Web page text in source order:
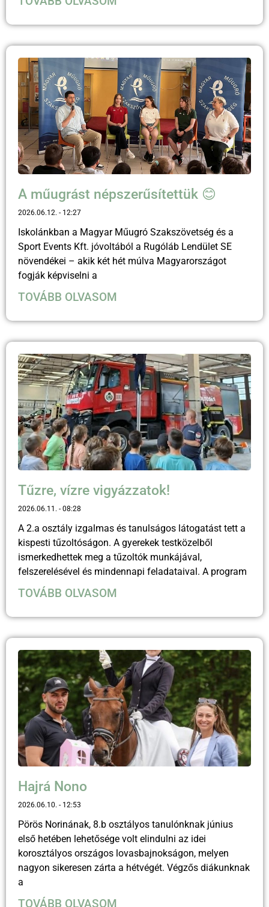
A műugrást népszerűsítettük 😊
2026.06.12. 12:27
Iskolánkban a Magyar Műugró Szakszövetség és a
Sport Events Kft. jóvoltából a Rugóláb Lendület SE
növendékei – akik két hét múlva Magyarországot
fogják képviselni a
TOVÁBB OLVASOM
Tűzre, vízre vigyázzatok!
2026.06.11. 08:28
A 2.a osztály izgalmas és tanulságos látogatást tett a
kispesti tűzoltóságon. A gyerekek testközelből
ismerkedhettek meg a tűzoltók munkájával,
felszerelésével és mindennapi feladataival. A program
TOVÁBB OLVASOM
Hajrá Nono
2026.06.10. 12:53
Pörös Norinának, 8.b osztályos tanulónknak június
első hetében lehetősége volt elindulni az idei
korosztályos országos lovasbajnokságon, melyen
nagyon sikeresen zárta a hétvégét. Végzős diákunknak
a
TOVÁBB OLVASOM